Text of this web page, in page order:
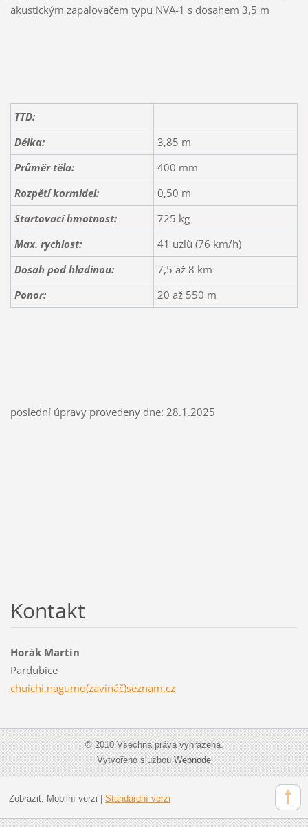
akustickým zapalovačem typu NVA-1 s dosahem 3,5 m
TTD:
Délka:
3,85 m
Průměr těla:
400 mm
Rozpětí kormidel:
0,50 m
Startovací hmotnost:
725 kg
Max. rychlost:
41 uzlů (76 km/h)
Dosah pod hladinou:
7,5 až 8 km
Ponor:
20 až 550 m
poslední úpravy provedeny dne: 28.1.2025
Kontakt
Horák Martin
Pardubice
chuichi.nagumo(zavináč)seznam.cz
© 2010 Všechna práva vyhrazena.
Vytvořeno službouWebnode
Zobrazit: Mobilní verzi Standardní verzi